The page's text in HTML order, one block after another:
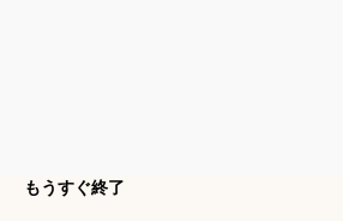
もうすぐ終了